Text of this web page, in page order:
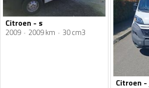
Citroen - s
2009 2009 km 30 cm3
Citroen